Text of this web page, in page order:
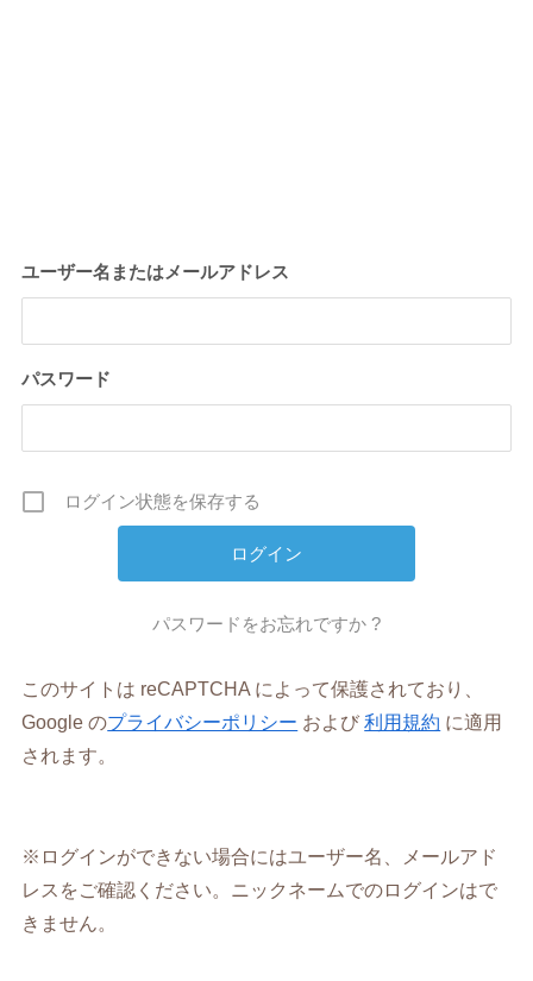
ユーザー名またはメールアドレス
パスワード
ログイン状態を保存する
パスワードをお忘れですか ?
このサイトは reCAPTCHA によって保護されており、
Google のプライバシーポリシー および利用規約 に適用
されます。
※ログインができない場合にはユーザー名、メールアド
レスをご確認ください。ニックネームでのログインはで
きません。